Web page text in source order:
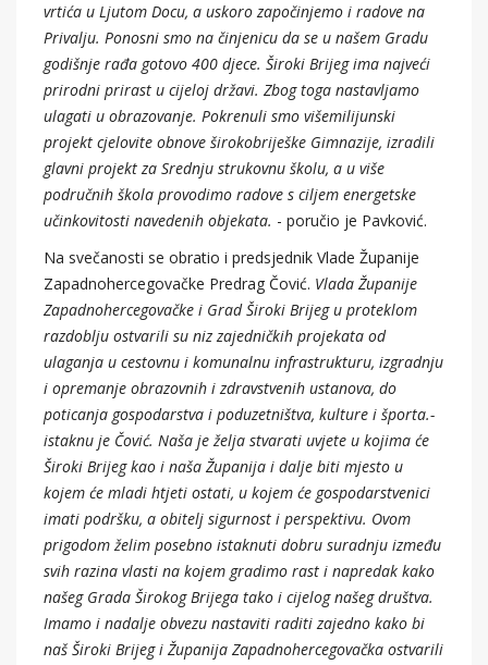
vrtića u Ljutom Docu, a uskoro započinjemo i radove na
Privalju. Ponosni smo na činjenicu da se u našem Gradu
godišnje rađa gotovo 400 djece. Široki Brijeg ima najveći
prirodni prirast u cijeloj državi. Zbog toga nastavljamo
ulagati u obrazovanje. Pokrenuli smo višemilijunski
projekt cjelovite obnove širokobriješke Gimnazije, izradili
glavni projekt za Srednju strukovnu školu, a u više
područnih škola provodimo radove s ciljem energetske
učinkovitosti navedenih objekata. - poručio je Pavković.
Na svečanosti se obratio i predsjednik Vlade Županije
Zapadnohercegovačke Predrag Čović. Vlada Županije
Zapadnohercegovačke i Grad Široki Brijeg u proteklom
razdoblju ostvarili su niz zajedničkih projekata od
ulaganja u cestovnu i komunalnu infrastrukturu, izgradnju
i opremanje obrazovnih i zdravstvenih ustanova, do
poticanja gospodarstva i poduzetništva, kulture i športa.-
istaknu je Čović. Naša je želja stvarati uvjete u kojima će
Široki Brijeg kao i naša Županija i dalje biti mjesto u
kojem će mladi htjeti ostati, u kojem će gospodarstvenici
imati podršku, a obitelj sigurnost i perspektivu. Ovom
prigodom želim posebno istaknuti dobru suradnju između
svih razina vlasti na kojem gradimo rast i napredak kako
našeg Grada Širokog Brijega tako i cijelog našeg društva.
Imamo i nadalje obvezu nastaviti raditi zajedno kako bi
naš Široki Brijeg i Županija Zapadnohercegovačka ostvarili